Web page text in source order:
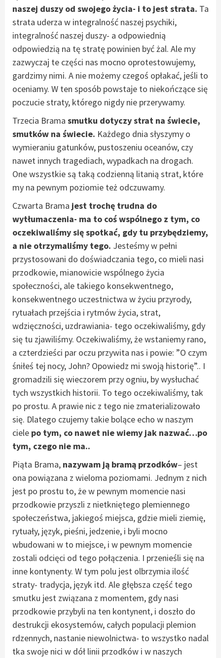
naszej duszy od swojego życia- i to jest strata. Ta
strata uderza w integralność naszej psychiki,
integralność naszej duszy- a odpowiednią
odpowiedzią na tę stratę powinien być żal. Ale my
zazwyczaj te części nas mocno oprotestowujemy,
gardzimy nimi. A nie możemy czegoś opłakać, jeśli to
oceniamy. W ten sposób powstaje to niekończące się
poczucie straty, którego nigdy nie przerywamy.
Trzecia Brama smutku dotyczy strat na świecie,
smutków na świecie. Każdego dnia słyszymy o
wymieraniu gatunków, pustoszeniu oceanów, czy
nawet innych tragediach, wypadkach na drogach.
One wszystkie są taką codzienną litanią strat, które
my na pewnym poziomie też odczuwamy.
Czwarta Brama jest trochę trudna do
wytłumaczenia- ma to coś wspólnego z tym, co
oczekiwaliśmy się spotkać, gdy tu przybędziemy,
a nie otrzymaliśmy tego. Jesteśmy w pełni
przystosowani do doświadczania tego, co mieli nasi
przodkowie, mianowicie wspólnego życia
społeczności, ale takiego konsekwentnego,
konsekwentnego uczestnictwa w życiu przyrody,
rytuałach przejścia i rytmów życia, strat,
wdzięczności, uzdrawiania- tego oczekiwaliśmy, gdy
się tu zjawiliśmy. Oczekiwaliśmy, że wstaniemy rano,
a czterdzieści par oczu przywita nas i powie: ”O czym
śniłeś tej nocy, John? Opowiedz mi swoją historię”.. I
gromadzili się wieczorem przy ogniu, by wysłuchać
tych wszystkich historii. To tego oczekiwaliśmy, tak
po prostu. A prawie nic z tego nie zmaterializowało
się. Dlatego czujemy takie bolące echo w naszym
ciele po tym, co nawet nie wiemy jak nazwać…po
tym, czego nie ma..
Piąta Brama, nazywam ją bramą przodków– jest
ona powiązana z wieloma poziomami. Jednym z nich
jest po prostu to, że w pewnym momencie nasi
przodkowie przyszli z nietkniętego plemiennego
społeczeństwa, jakiegoś miejsca, gdzie mieli ziemię,
rytuały, język, pieśni, jedzenie, i byli mocno
wbudowani w to miejsce, i w pewnym momencie
zostali odcięci od tego połączenia. I przenieśli się na
inne kontynenty. W tym polu jest olbrzymia ilość
straty- tradycja, język itd. Ale głębsza część tego
smutku jest związana z momentem, gdy nasi
przodkowie przybyli na ten kontynent, i doszło do
destrukcji ekosystemów, całych populacji plemion
rdzennych, nastanie niewolnictwa- to wszystko nadal
tka swoje nici w dół linii przodków i w naszych